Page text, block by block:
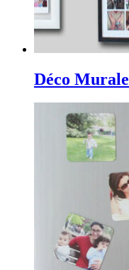
Déco Murale